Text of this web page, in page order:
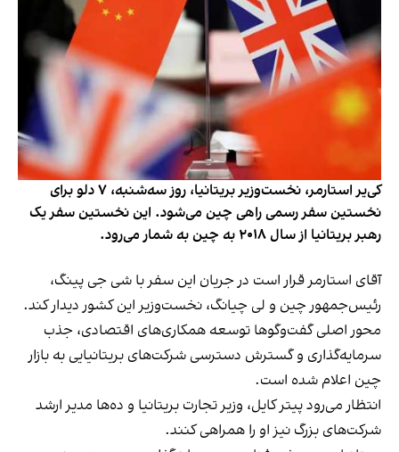
کی‌یر استارمر، نخست‌وزیر بریتانیا، روز سه‌شنبه، ۷ دلو برای
نخستین سفر رسمی راهی چین می‌شود. این نخستین سفر یک
رهبر بریتانیا از سال ۲۰۱۸ به چین به شمار می‌رود.
آقای استارمر قرار است در جریان این سفر با شی جی پینگ،
رئیس‌جمهور چین و لی چیانگ، نخست‌وزیر این کشور دیدار کند.
محور اصلی گفت‌وگوها توسعه همکاری‌های اقتصادی، جذب
سرمایه‌گذاری و گسترش دسترسی شرکت‌های بریتانیایی به بازار
چین اعلام شده است.
انتظار می‌رود پیتر کایل، وزیر تجارت بریتانیا و ده‌ها مدیر ارشد
شرکت‌های بزرگ نیز او را همراهی کنند.